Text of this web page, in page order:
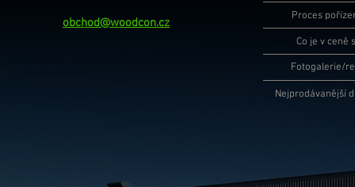
obchod@woodcon.cz
Proces
Co je v ceně
Fotogalerie/
Nejprodávanější